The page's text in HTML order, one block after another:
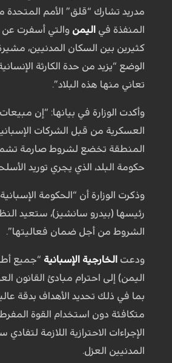
مدريد تشارك “قلق” الأمم
المنفذة في اليمن والتي أسفرت
كثيرين بين السكان المدنيين،
الوضع “يزيد من حدة الكارثة
تعاني منها هذه البلاد”.
وأكدت الوزارة في بيانها: “إن
العسكرية من قبل الشركات
المنطقة تخضع لشروط صارمة
حكومة البلد، الذي يجري توريد
وذكرت الوزارة أن “الحكومة
رئيسها (بيدرو سانشيز)، ستعيد
الشروط من أجل ضمان فعاليتها”.
ودعت الخارجية الإسبانية “جميع
اليمن) إلى احترام مبادئ القانون
بما في ذلك تحديد الأهداف بدقة
متكافئة دون استخدام القوة
الإجراءات الاحترازية اللازمة
المدنيين العزل.